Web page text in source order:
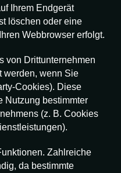
Ihrem Endgerät
löschen oder eine
Webbrowser erfolgt.
von Drittunternehmen
werden, wenn Sie
Cookies). Diese
Nutzung bestimmter
(z. B. Cookies
Zahlreiche
da bestimmte